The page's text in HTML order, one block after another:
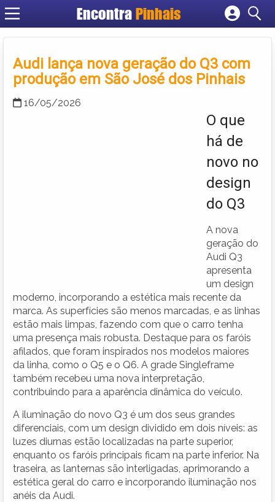
Encontra Pinhais
Cadastrar empresa
Criar conta
Audi lança nova geração do Q3 com
produção em São José dos Pinhais
16/05/2026
O que
há de
novo no
design
do Q3
A nova
geração do
Audi Q3
apresenta
um design
moderno, incorporando a estética mais recente da
marca. As superfícies são menos marcadas, e as linhas
estão mais limpas, fazendo com que o carro tenha
uma presença mais robusta. Destaque para os faróis
afilados, que foram inspirados nos modelos maiores
da linha, como o Q5 e o Q6. A grade Singleframe
também recebeu uma nova interpretação,
contribuindo para a aparência dinâmica do veículo.
A iluminação do novo Q3 é um dos seus grandes
diferenciais, com um design dividido em dois níveis: as
luzes diurnas estão localizadas na parte superior,
enquanto os faróis principais ficam na parte inferior. Na
traseira, as lanternas são interligadas, aprimorando a
estética geral do carro e incorporando iluminação nos
anéis da Audi.